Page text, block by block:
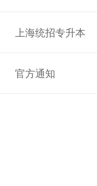
上海统招专升本
官方通知